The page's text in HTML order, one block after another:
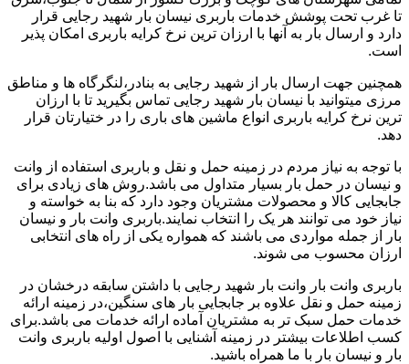
تا غرب تحت پوشش خدمات باربری نیسان بار شهید رجایی قرار
دارد و ارسال بار به آنها با ارزان ترین نرخ کرایه باربری امکان پذیر
است.
همچنین جهت ارسال بار از شهید رجایی به بنادر،لنگرگاه ها و مناطق
مرزی میتوانید با نیسان بار شهید رجایی تماس بگیرید تا با ارزان
ترین نرخ کرایه باربری انواع ماشین های باری را در ختیارتان قرار
دهد.
با توجه به نیاز مردم در زمینه حمل و نقل و باربری استفاده از وانت
و نیسان در حمل بار بسیار متداول می باشد.روش های زیادی برای
جابجایی کالا و محصولات مشتریان وجود دارد که بنا به خواسته و
نیاز خود می توانند هر یک را انتخاب نمایند.باربری وانت بار و نیسان
بار از جمله مواردی می باشند که همواره یکی از راه های انتخابی
ارزان محسوب می شوند.
باربری وانت بار وانت بار شهید رجایی با داشتن سابقه درخشان در
زمینه حمل و نقل علاوه بر جابجایی بار های سنگین،در زمینه ارائه
خدمات حمل سبک تر به مشتریان آماده ارائه خدمات می باشد.برای
کسب اطلاعات بیشتر در زمینه آشنایی با اصول اولیه باربری وانت
بار و نیسان بار با ما همراه باشید.